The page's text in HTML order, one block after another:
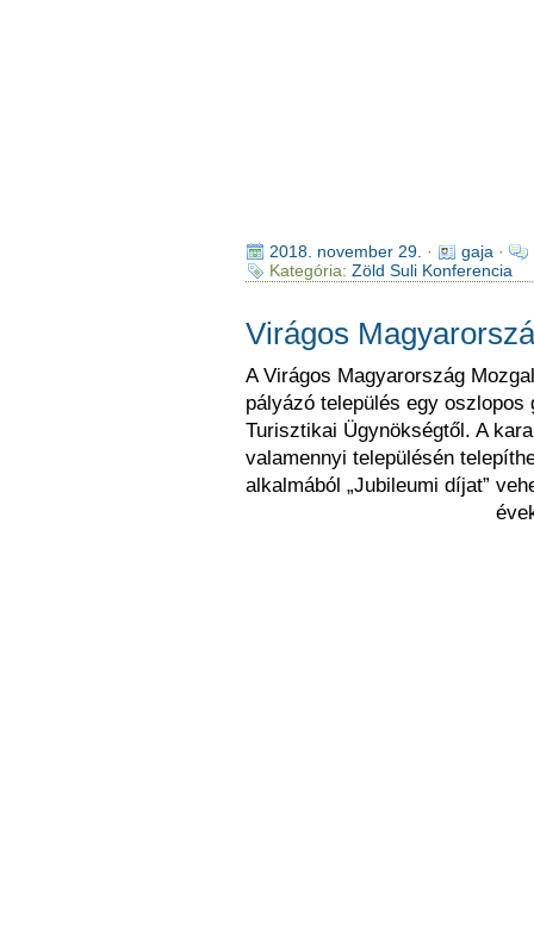
2018. november 29. · gaja ·
Kategória: Zöld Suli Konferencia
Virágos
A Virágos Magyarország
pályázó település egy
Turisztikai Ügynökségtől. A
valamennyi településén
alkalmából „Jubileumi díjat”